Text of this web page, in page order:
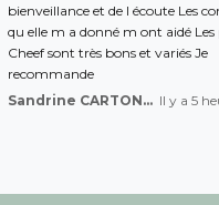
bienveillance et de l écoute Les
qu elle m a donné m ont aidé Les
Cheef sont très bons et variés Je
recommande
Sandrine CARTON-BRACQ, Il y a 5